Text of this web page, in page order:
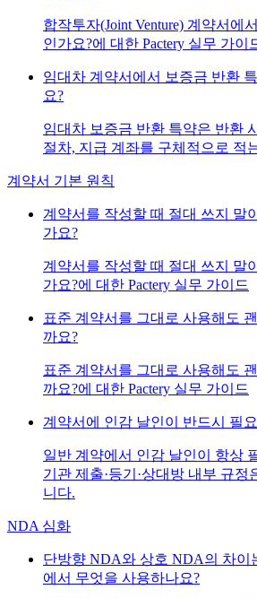
합작투자(Joint Venture) 계약서에
인가요?에 대한 Pactery 실무 가이
임대차 계약서에서 보증금 반환
요?
임대차 보증금 반환 특약은 반환
절차, 지급 계좌를 구체적으로 적
계약서 기본 원칙
계약서를 작성할 때 절대 쓰지 말
가요?
계약서를 작성할 때 절대 쓰지 말
가요?에 대한 Pactery 실무 가이드
표준 계약서를 그대로 사용해도
까요?
표준 계약서를 그대로 사용해도
까요?에 대한 Pactery 실무 가이드
계약서에 인감 날인이 반드시 필
일반 계약에서 인감 날인이 항상
기관 제출·등기·상대방 내부 규
니다.
NDA 심화
단방향 NDA와 상호 NDA의 차이
에서 무엇을 사용하나요?